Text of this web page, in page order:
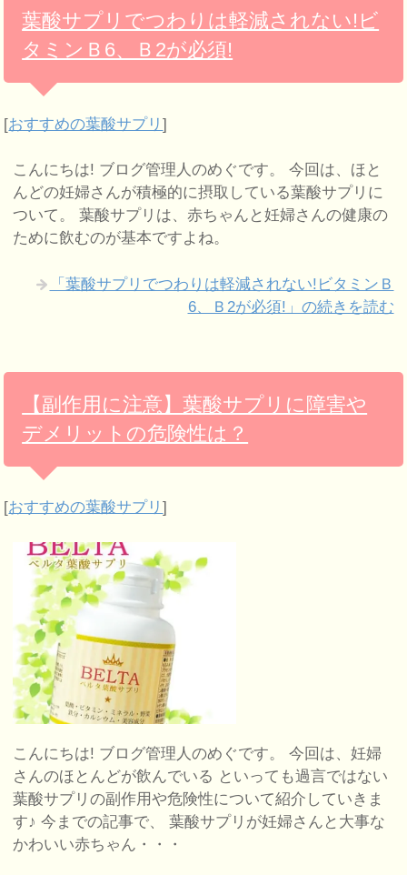
葉酸サプリでつわりは軽減されない!ビ
タミンＢ6、Ｂ2が必須!
[おすすめの葉酸サプリ]
こんにちは! ブログ管理人のめぐです。 今回は、ほと
んどの妊婦さんが積極的に摂取している葉酸サプリに
ついて。 葉酸サプリは、赤ちゃんと妊婦さんの健康の
ために飲むのが基本ですよね。
「葉酸サプリでつわりは軽減されない!ビタミンＢ
6、Ｂ2が必須!」の続きを読む
【副作用に注意】葉酸サプリに障害や
デメリットの危険性は？
[おすすめの葉酸サプリ]
こんにちは! ブログ管理人のめぐです。 今回は、妊婦
さんのほとんどが飲んでいる といっても過言ではない
葉酸サプリの副作用や危険性について紹介していきま
す♪ 今までの記事で、 葉酸サプリが妊婦さんと大事な
かわいい赤ちゃん・・・